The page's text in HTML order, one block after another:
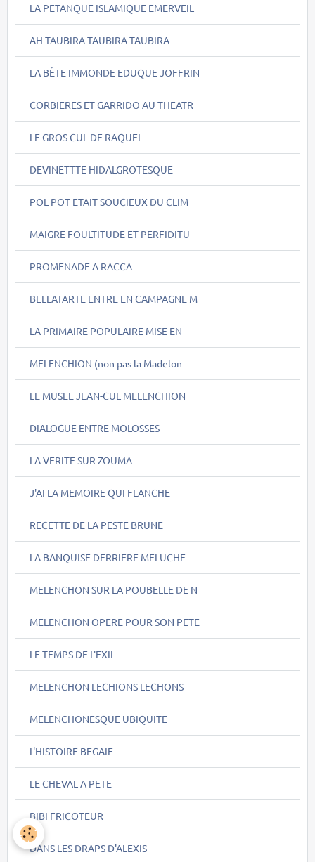
LA PETANQUE ISLAMIQUE EMERVEIL
AH TAUBIRA TAUBIRA TAUBIRA
LA BÊTE IMMONDE EDUQUE JOFFRIN
CORBIERES ET GARRIDO AU THEATR
LE GROS CUL DE RAQUEL
DEVINETTTE HIDALGROTESQUE
POL POT ETAIT SOUCIEUX DU CLIM
MAIGRE FOULTITUDE ET PERFIDITU
PROMENADE A RACCA
BELLATARTE ENTRE EN CAMPAGNE M
LA PRIMAIRE POPULAIRE MISE EN
MELENCHION (non pas la Madelon
LE MUSEE JEAN-CUL MELENCHION
DIALOGUE ENTRE MOLOSSES
LA VERITE SUR ZOUMA
J'AI LA MEMOIRE QUI FLANCHE
RECETTE DE LA PESTE BRUNE
LA BANQUISE DERRIERE MELUCHE
MELENCHON SUR LA POUBELLE DE N
MELENCHON OPERE POUR SON PETE
LE TEMPS DE L'EXIL
MELENCHON LECHIONS LECHONS
MELENCHONESQUE UBIQUITE
L'HISTOIRE BEGAIE
LE CHEVAL A PETE
BIBI FRICOTEUR
DANS LES DRAPS D'ALEXIS